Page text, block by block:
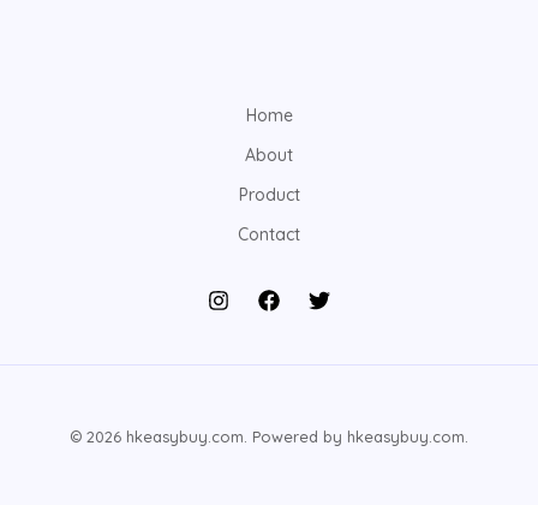
Home
About
Product
Contact
© 2026 hkeasybuy.com. Powered by hkeasybuy.com.